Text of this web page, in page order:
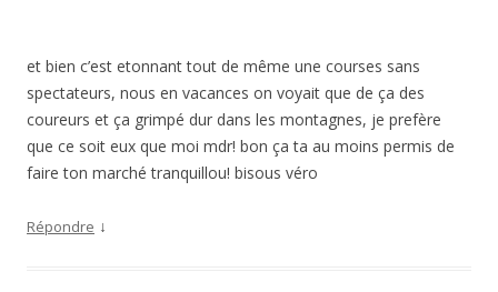
et bien c’est etonnant tout de même une courses sans
spectateurs, nous en vacances on voyait que de ça des
coureurs et ça grimpé dur dans les montagnes, je prefère
que ce soit eux que moi mdr! bon ça ta au moins permis de
faire ton marché tranquillou! bisous véro
Répondre ↓